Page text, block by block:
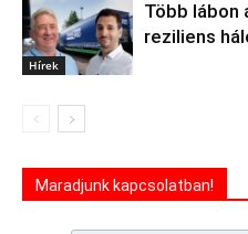
Hírek
Több lábon
reziliens
Maradjunk kapcsolatban!